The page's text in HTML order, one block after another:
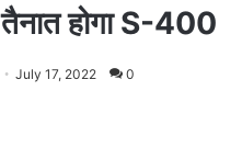
तैनात होगा S-400
July 17, 2022 0